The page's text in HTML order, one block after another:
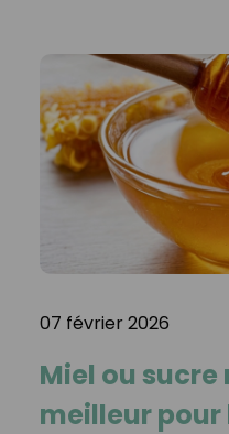
07 février 2026
Miel ou sucre
meilleur pour